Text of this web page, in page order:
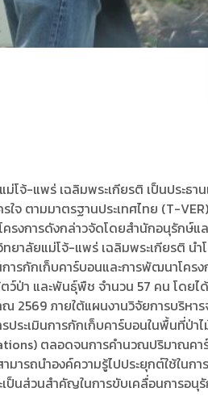
-แพร่ เฉลิมพระเกียรติ เป็นประธาน
ตามมาตรฐานประเทศไทย (T-
รงการดังกล่าวจัดโดยสำนักอนุรักษ์
าลัยแม่โจ้-แพร่ เฉลิมพระเกียรติ น
รกักเก็บคาร์บอนและการพัฒนาโครง
ว์ป่า และพันธุ์พืช จำนวน 57 คน โดย
2569 ภายใต้แผนงานวิจัยการบริห
ระเมินการกักเก็บคาร์บอนในพื้นที่ป่า
ตลอดจนการคำนวณปริมาณคา
มารถนำองค์ความรู้ไปประยุกต์ใช้ใน
ป็นส่วนสำคัญในการขับเคลื่อนการอนุ